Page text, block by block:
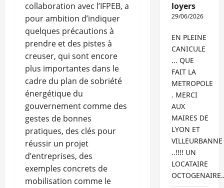
collaboration avec l’IFPEB, a
pour ambition d’indiquer
quelques précautions à
prendre et des pistes à
creuser, qui sont encore
plus importantes dans le
cadre du plan de sobriété
énergétique du
gouvernement comme des
gestes de bonnes
pratiques, des clés pour
réussir un projet
d’entreprises, des
exemples concrets de
mobilisation comme le
loyers
29/06/2026
EN PLEINE
CANICULE
... QUE
FAIT LA
METROPOLE
. MERCI
AUX
MAIRES DE
LYON ET
VILLEURBANNE
..!!!! UN
LOCATAIRE